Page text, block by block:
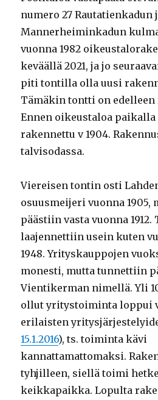
numero 27 Rautatienkadun
Mannerheiminkadun
vuonna 1982
keväällä 2021, ja jo
piti tontilla olla uusi
Tämäkin tontti on edelleen
Ennen oikeustaloa
rakennettu v 1904.
talvisodassa.
Viereisen tontin osti
osuusmeijeri vuonna 1905,
päästiin vasta vuonna 1912.
laajennettiin usein kuten
1948. Yrityskauppojen
monesti, mutta tunnettiin
Vientikerman nimellä. Yli
ollut yritystoiminta loppui
erilaisten
15.1.2016), ts. toiminta kävi
kannattamattomaksi.
tyhjilleen, siellä toimi
keikkapaikka. Lopulta